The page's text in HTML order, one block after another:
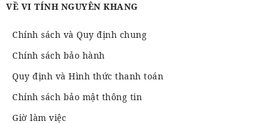
VỀ VI TÍNH NGUYÊN KHANG
Chính sách và Quy định chung
Chính sách bảo hành
Quy định và Hình thức thanh toán
Chính sách bảo mật thông tin
Giờ làm việc